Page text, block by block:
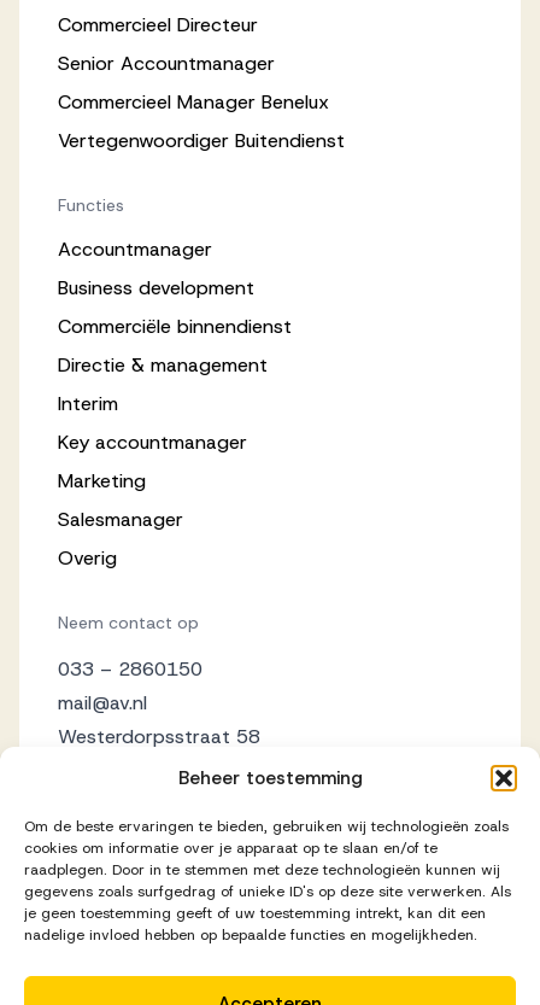
Beheer toestemming
Om de beste ervaringen te bieden, gebruiken wij technologieën zoals
cookies om informatie over je apparaat op te slaan en/of te
raadplegen. Door in te stemmen met deze technologieën kunnen wij
gegevens zoals surfgedrag of unieke ID's op deze site verwerken. Als
je geen toestemming geeft of uw toestemming intrekt, kan dit een
nadelige invloed hebben op bepaalde functies en mogelijkheden.
Commercieel Directeur
Senior Accountmanager
Commercieel Manager Benelux
Vertegenwoordiger Buitendienst
Functies
Accountmanager
Business development
Commerciële binnendienst
Directie & management
Interim
Key accountmanager
Marketing
Salesmanager
Overig
Neem contact op
033 – 2860150
mail@av.nl
Westerdorpsstraat 58
3871 AZ Hoevelaken